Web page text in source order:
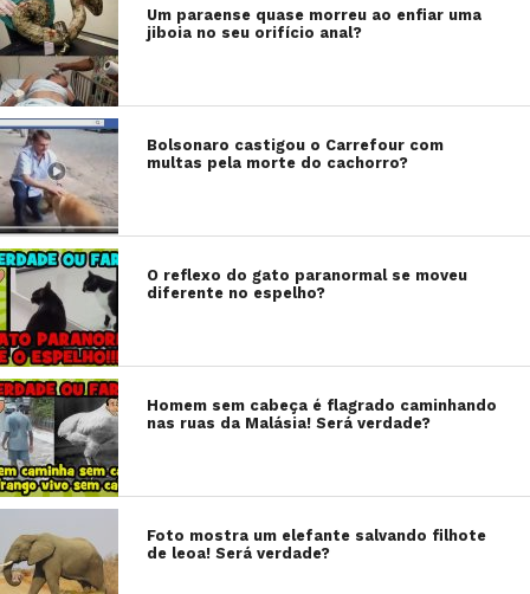
Um paraense quase morreu ao enfiar uma
jiboia no seu orifício anal?
Bolsonaro castigou o Carrefour com
multas pela morte do cachorro?
O reflexo do gato paranormal se moveu
diferente no espelho?
Homem sem cabeça é flagrado caminhando
nas ruas da Malásia! Será verdade?
Foto mostra um elefante salvando filhote
de leoa! Será verdade?